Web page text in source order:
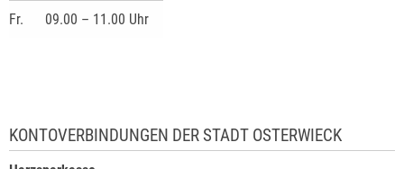
Fr. 09.00 – 11.00 Uhr
KONTOVERBINDUNGEN DER STADT OSTERWIECK